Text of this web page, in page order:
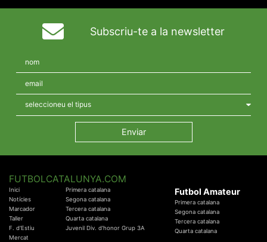
Subscriu-te a la newsletter
FUTBOLCATALUNYA.COM
Inici
Notícies
Marcador
Taller
F. d'Estiu
Mercat
Primera catalana
Segona catalana
Tercera catalana
Quarta catalana
Juvenil Div. d'honor Grup 3A
Futbol Amateur
Primera catalana
Segona catalana
Tercera catalana
Quarta catalana